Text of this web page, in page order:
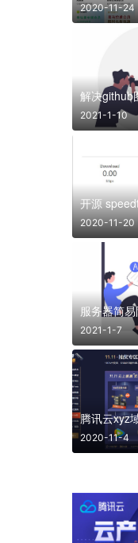
2020-11-24
解决github
2021-1-10
2020-11-20
服务器简
2021-1-7
腾讯云xyz
2020-11-4